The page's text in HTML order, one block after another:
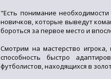
"Есть понимание
новичков, которые выведут
бороться за первое место и
Смотрим на мастерство
способность быстро
футболистов, находящихся в